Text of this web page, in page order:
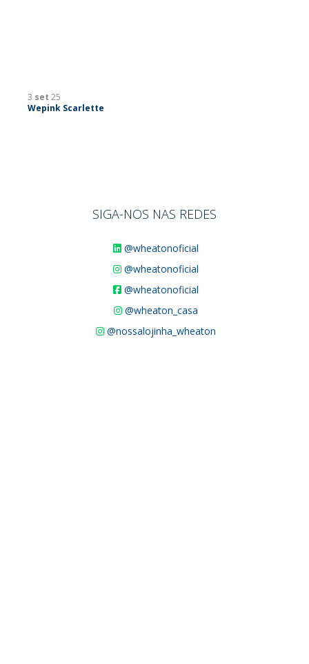
3 set 25
Wepink Scarlette
SIGA-NOS NAS REDES
@wheatonoficial
@wheatonoficial
@wheatonoficial
@wheaton_casa
@nossalojinha_wheaton